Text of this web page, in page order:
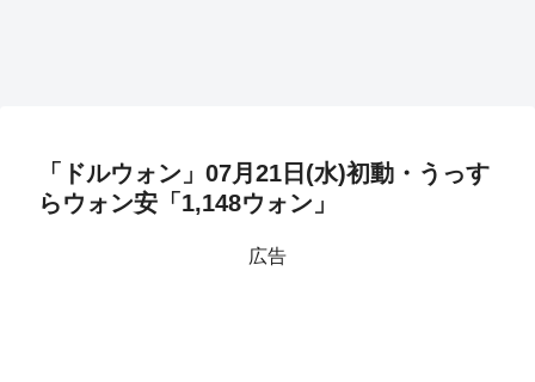
「ドルウォン」07月21日(水)初動・うっす
らウォン安「1,148ウォン」
広告